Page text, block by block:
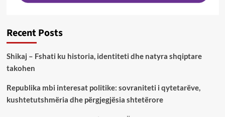
Recent Posts
Shikaj – Fshati ku historia, identiteti dhe natyra shqiptare
takohen
Republika mbi interesat politike: sovraniteti i qytetarëve,
kushtetutshmëria dhe përgjegjësia shtetërore